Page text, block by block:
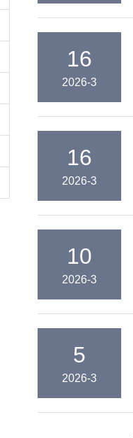
16
2026-3
16
2026-3
10
2026-3
5
2026-3